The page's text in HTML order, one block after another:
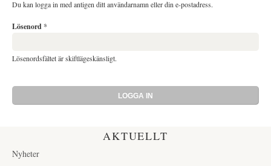
Du kan logga in med antigen ditt användarnamn eller din e-postadress.
Lösenord*
Lösenordsfältet är skiftlägeskänsligt.
AKTUELLT
Nyheter